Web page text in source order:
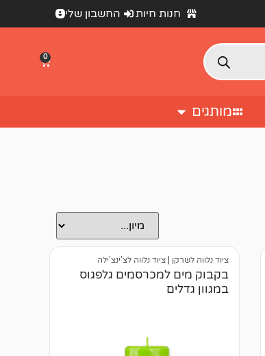
חנות חיות החשבון שלי
0
מותגים
ציוד נלווה לשרקן |ציוד נלווה לצ'ינצ'ילה
בקבוק מים למכרסמים גלפגוס
במגוון גדלים